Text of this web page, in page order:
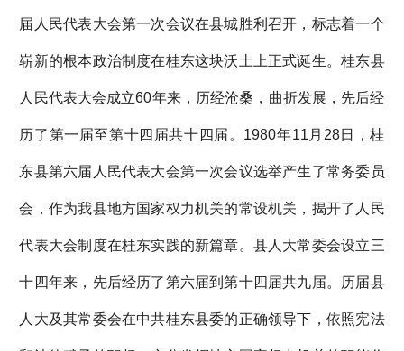
届人民代表大会第一次会议在县城胜利召开，标志着一个
崭新的根本政治制度在桂东这块沃土上正式诞生。桂东县
人民代表大会成立60年来，历经沧桑，曲折发展，先后经
历了第一届至第十四届共十四届。1980年11月28日，桂
东县第六届人民代表大会第一次会议选举产生了常务委员
会，作为我县地方国家权力机关的常设机关，揭开了人民
代表大会制度在桂东实践的新篇章。县人大常委会设立三
十四年来，先后经历了第六届到第十四届共九届。历届县
人大及其常委会在中共桂东县委的正确领导下，依照宪法